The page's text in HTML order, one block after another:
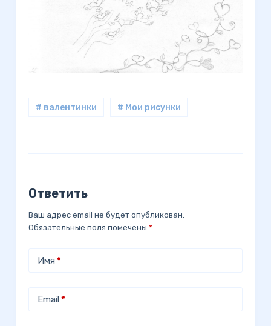
# валентинки # Мои рисунки
Ответить
Ваш адрес email не будет опубликован.
Обязательные поля помечены *
Имя *
Email*